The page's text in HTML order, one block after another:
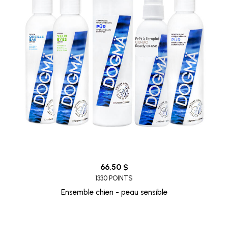
66,50 $
1330 POINTS
Ensemble chien - peau sensible